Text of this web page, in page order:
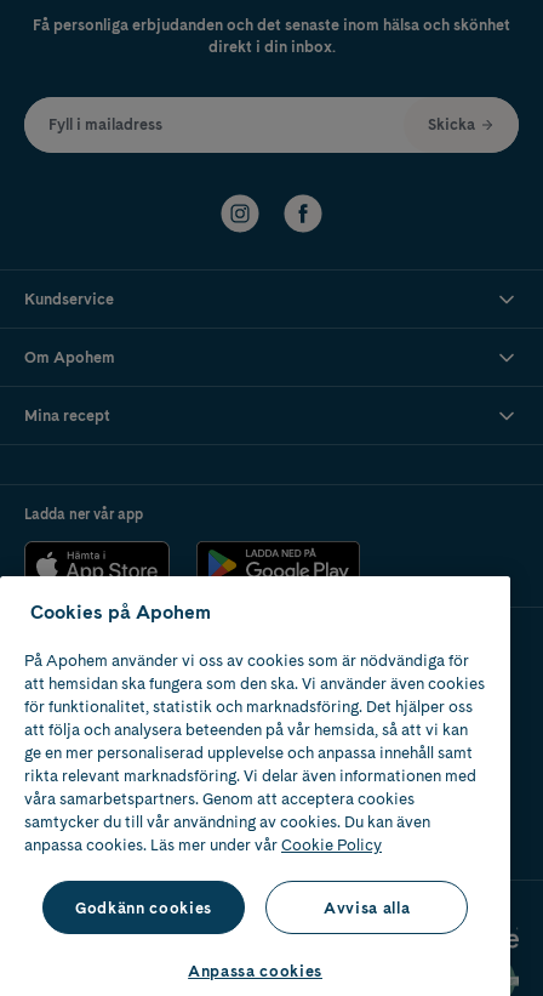
Få personliga erbjudanden och det senaste inom hälsa och skönhet
direkt i din inbox.
Fyll i mailadress Skicka
Kundservice
Om Apohem
Mina recept
Ladda ner vår app
Apotek med tillstånd
av Läkemedelsverket
Cookies på Apohem
På Apohem använder vi oss av cookies som är nödvändiga för
att hemsidan ska fungera som den ska. Vi använder även cookies
för funktionalitet, statistik och marknadsföring. Det hjälper oss
att följa och analysera beteenden på vår hemsida, så att vi kan
ge en mer personaliserad upplevelse och anpassa innehåll samt
rikta relevant marknadsföring. Vi delar även informationen med
våra samarbetspartners. Genom att acceptera cookies
samtycker du till vår användning av cookies. Du kan även
anpassa cookies. Läs mer under vårCookie Policy
Godkänn cookies Avvisa alla
Anpassa cookies